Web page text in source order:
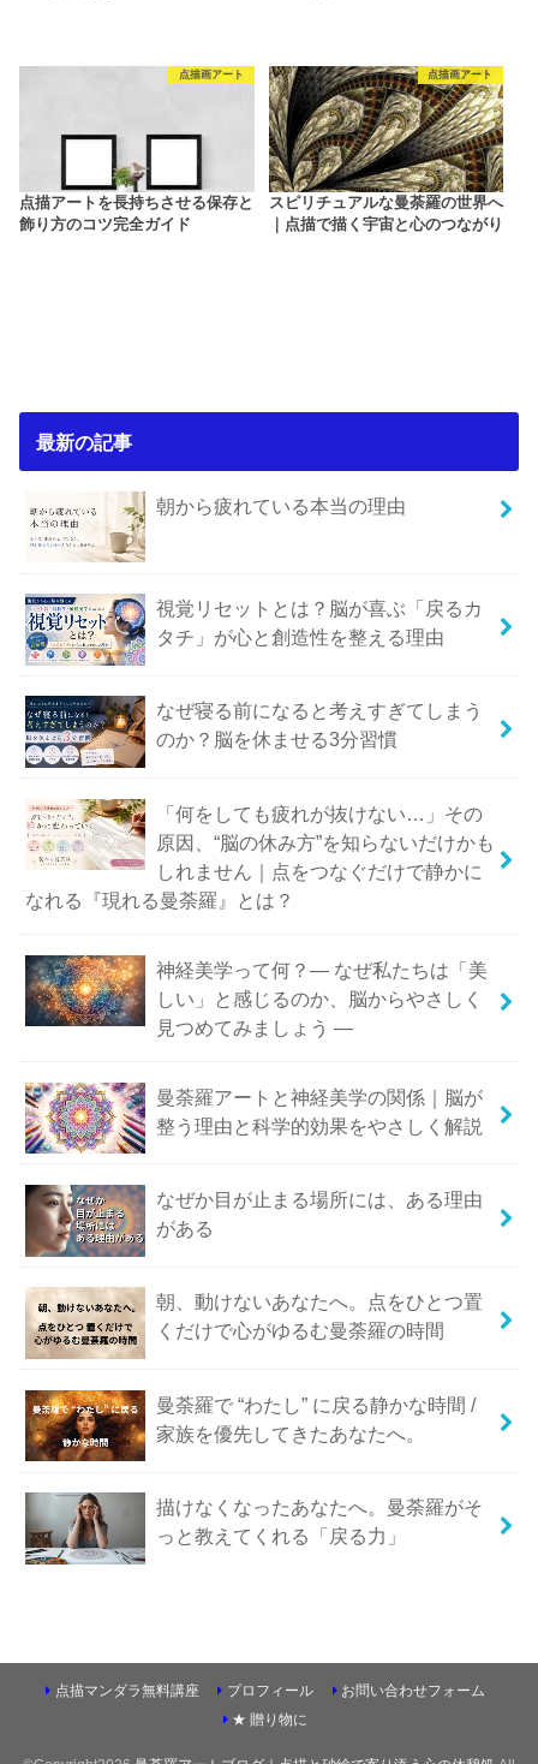
点描画アート
点描アートを長持ちさせる保存と
飾り方のコツ完全ガイド
点描画アート
スピリチュアルな曼荼羅の世界へ
｜点描で描く宇宙と心のつながり
最新の記事
朝から疲れている本当の理由
視覚リセットとは？脳が喜ぶ「戻るカ
タチ」が心と創造性を整える理由
なぜ寝る前になると考えすぎてしまう
のか？脳を休ませる3分習慣
「何をしても疲れが抜けない…」その
原因、“脳の休み方”を知らないだけかも
しれません｜点をつなぐだけで静かに
なれる『現れる曼荼羅』とは？
神経美学って何？― なぜ私たちは「美
しい」と感じるのか、脳からやさしく
見つめてみましょう ―
曼荼羅アートと神経美学の関係｜脳が
整う理由と科学的効果をやさしく解説
なぜか目が止まる場所には、ある理由
がある
朝、動けないあなたへ。点をひとつ置
くだけで心がゆるむ曼荼羅の時間
曼荼羅で “わたし” に戻る静かな時間 /
家族を優先してきたあなたへ。
描けなくなったあなたへ。曼荼羅がそ
っと教えてくれる「戻る力」
点描マンダラ無料講座 プロフィール
お問い合わせフォーム
★ 贈り物に